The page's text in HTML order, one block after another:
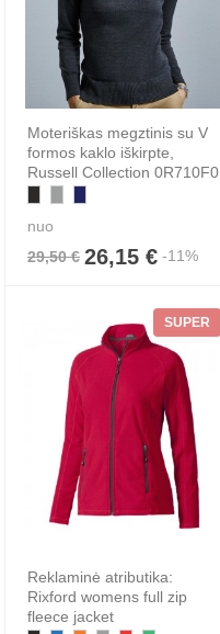
Moteriškas megztinis su V
formos kaklo iškirpte,
Russell Collection 0R710F0
nuo
29,50 € 26,15 € -11%
SUPER
Reklaminė atributika:
Rixford womens full zip
fleece jacket